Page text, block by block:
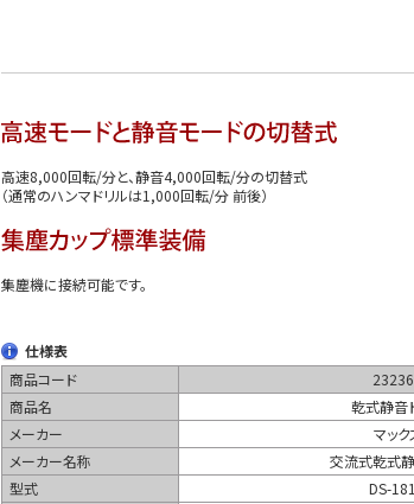
高速8,000回転/分と、静音4,000回転/分の切替式
（通常のハンマドリルは1,000回転/分 前後）
集塵機に接続可能です。
仕様表
商品コード
商品名
乾式静音
メーカー
マック
メーカー名称
交流式乾式
型式
DS-